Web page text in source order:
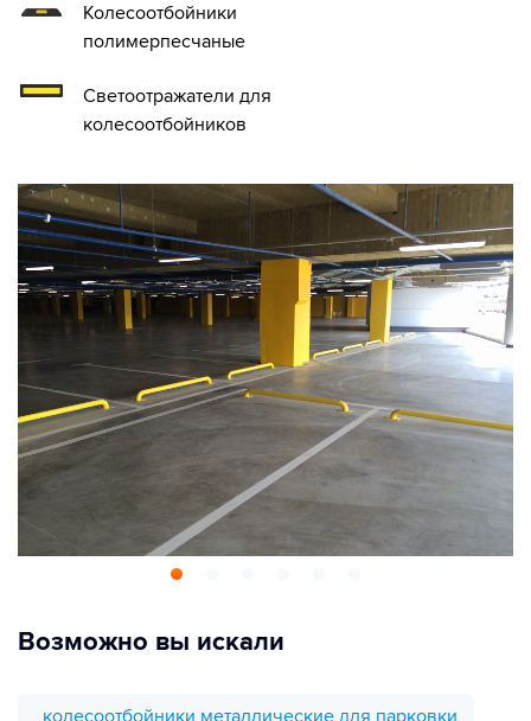
Колесоотбойники
полимерпесчаные
Светоотражатели для
колесоотбойников
Возможно вы искали
колесоотбойники металлические для парковки